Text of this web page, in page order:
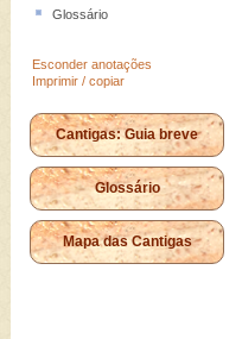
Glossário
Esconder anotações
Imprimir / copiar
Cantigas: Guia breve
Glossário
Mapa das Cantigas